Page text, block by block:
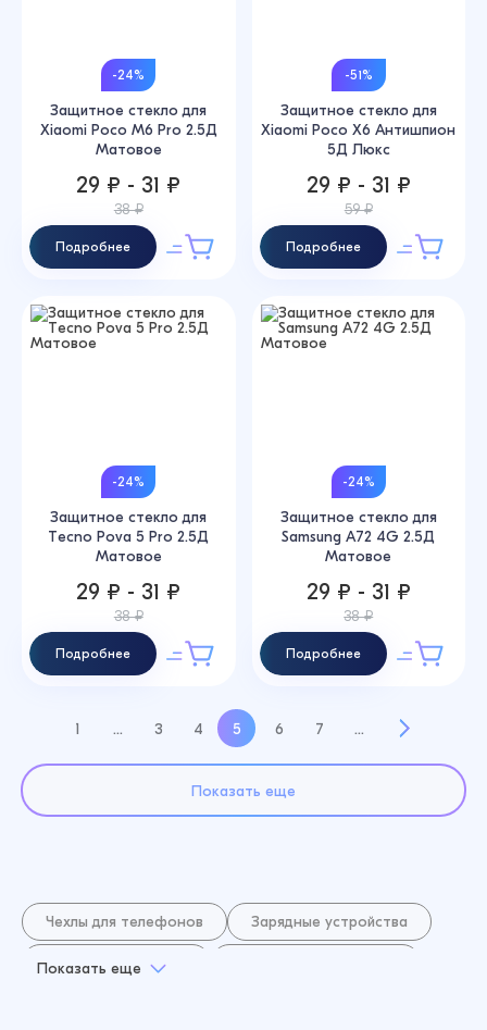
-24%
Защитное стекло для
Xiaomi Poco M6 Pro 2.5Д
Матовое
29 ₽ - 31 ₽
38 ₽
Подробнее
-51%
Защитное стекло для
Xiaomi Poco X6 Антишпион
5Д Люкс
29 ₽ - 31 ₽
59 ₽
Подробнее
-24%
Защитное стекло для
Tecno Pova 5 Pro 2.5Д
Матовое
29 ₽ - 31 ₽
38 ₽
Подробнее
-24%
Защитное стекло для
Samsung A72 4G 2.5Д
Матовое
29 ₽ - 31 ₽
38 ₽
Подробнее
Показать еще
1 ... 3 4 5 6 7 ...
Чехлы для телефонов Зарядные устройства
Кабель для зарядки
Показать еще